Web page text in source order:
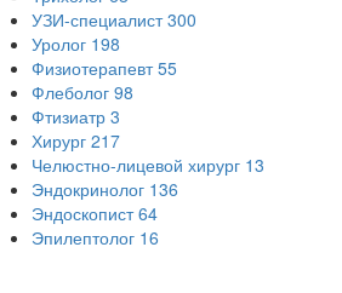
УЗИ-специалист 300
Уролог 198
Физиотерапевт 55
Флеболог 98
Фтизиатр 3
Хирург 217
Челюстно-лицевой хирург 13
Эндокринолог 136
Эндоскопист 64
Эпилептолог 16